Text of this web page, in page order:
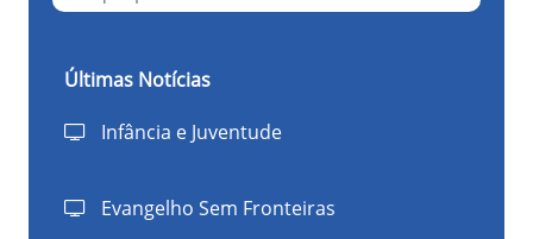
Últimas Notícias
Infância e Juventude
Evangelho Sem Fronteiras